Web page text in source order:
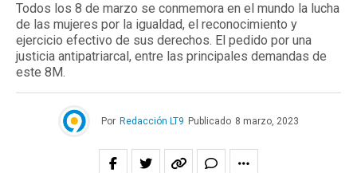
Todos los 8 de marzo se conmemora en el mundo la lucha
de las mujeres por la igualdad, el reconocimiento y
ejercicio efectivo de sus derechos. El pedido por una
justicia antipatriarcal, entre las principales demandas de
este 8M.
Por Redacción LT9 Publicado 8 marzo, 2023